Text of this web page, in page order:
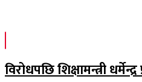
विरोधपछि शिक्षामन्त्री